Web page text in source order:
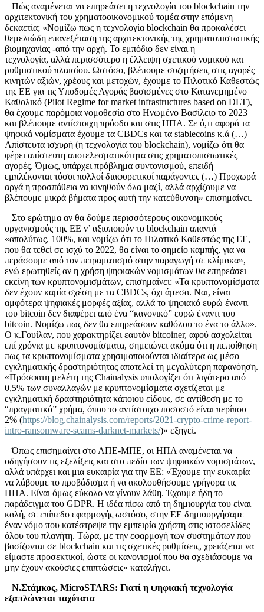
Πώς αναμένεται να επηρεάσει η τεχνολογία του blockchain την
αρχιτεκτονική του χρηματοοικονομικού τομέα στην επόμενη
δεκαετία; «Νομίζω πως η τεχνολογία blockchain θα προκαλέσει
θεμελιώδη επανεξέταση της αρχιτεκτονικής της χρηματοπιστωτικής
βιομηχανίας -από την αρχή. Το εμπόδιο δεν είναι η
τεχνολογία, αλλά περισσότερο η έλλειψη σχετικού νομικού και
ρυθμιστικού πλαισίου. Ωστόσο, βλέπουμε συζητήσεις στις αγορές
κινητών αξιών, χρέους και μετοχών, έχουμε το Πιλοτικό Καθεστώς
της ΕΕ για τις Υποδομές Αγοράς βασισμένες στο Κατανεμημένο
Καθολικό (Pilot Regime for market infrastructures based on DLT),
θα έχουμε παρόμοια νομοθεσία στο Ηνωμένο Βασίλειο το 2023
και βλέπουμε αντίστοιχη πρόοδο και στις ΗΠΑ. Σε ό,τι αφορά τα
ψηφικά νομίσματα έχουμε τα CBDCs και τα stablecoins κ.ά (…)
Απίστευτα ισχυρή (η τεχνολογία του blockchain), νομίζω ότι θα
φέρει απίστευτη αποτελεσματικότητα στις χρηματοπιστωτικές
αγορές. Όμως, υπάρχει πρόβλημα συντονισμού, επειδή
εμπλέκονται τόσοι πολλοί διαφορετικοί παράγοντες (…) Προχωρά
αργά η προσπάθεια να κινηθούν όλα μαζί, αλλά αρχίζουμε να
βλέπουμε μικρά βήματα προς αυτή την κατεύθυνση» επισημαίνει.
Στο ερώτημα αν θα δούμε περισσότερους οικονομικούς
οργανισμούς της ΕΕ ν’ αξιοποιούν το blockchain απαντά
«απολύτως, 100%, και νομίζω ότι το Πιλοτικό Καθεστώς της ΕΕ,
που θα τεθεί σε ισχύ το 2022, θα είναι το σημείο καμπής, για να
περάσουμε από τον πειραματισμό στην παραγωγή σε κλίμακα»,
ενώ ερωτηθείς αν η χρήση ψηφιακών νομισμάτων θα επηρεάσει
εκείνη των κρυπτονομισμάτων, επισημαίνει: «Τα κρυπτονομίσματα
δεν έχουν καμία σχέση με τα CBDCs, όχι άμεσα. Ναι, είναι
αμφότερα ψηφιακές μορφές αξίας, αλλά το ψηφιακό ευρώ έναντι
του bitcoin δεν διαφέρει από ένα “κανονικό” ευρώ έναντι του
bitcoin. Nομίζω πως δεν θα επηρεάσουν καθόλου το ένα το άλλο».
Ο κ.Γουίλαν, που χαρακτηρίζει εαυτόν bitcoiner, αφού ασχολείται
επί χρόνια με κρυπτονομίσματα, σημειώνει ακόμα ότι η πεποίθηση
πως τα κρυπτονομίσματα χρησιμοποιούνται ιδιαίτερα ως μέσο
εγκληματικής δραστηριότητας αποτελεί τη μεγαλύτερη παρανόηση.
«Πρόσφατη μελέτη της Chainalysis υπολογίζει ότι λιγότερο από
0,5% των συναλλαγών με κρυπτονομίσματα σχετίζεται με
εγκληματική δραστηριότητα κάποιου είδους, σε αντίθεση με το
“πραγματικό” χρήμα, όπου το αντίστοιχο ποσοστό είναι περίπου
2% (https://blog.chainalysis.com/reports/2021-crypto-crime-report-
intro-ransomware-scams-darknet-markets/)» εξηγεί.
Όπως επισημαίνει στο ΑΠΕ-ΜΠΕ, οι ΗΠΑ αναμένεται να
οδηγήσουν τις εξελίξεις και στο πεδίο των ψηφιακών νομισμάτων,
αλλά υπάρχει και μια ευκαιρία για την ΕΕ: «Έχουμε την ευκαιρία
να λάβουμε το προβάδισμα ή να ακολουθήσουμε γρήγορα τις
ΗΠΑ. Είναι όμως εύκολο να γίνουν λάθη. Έχουμε ήδη το
παράδειγμα του GDPR. Η ιδέα πίσω από τη δημιουργία του είναι
καλή, σε επίπεδο εφαρμογής ωστόσο, στην ΕΕ δημιουργήσαμε
έναν νόμο που κατέστρεψε την εμπειρία χρήστη στις ιστοσελίδες
όλου του πλανήτη. Τώρα, με την εφαρμογή των συστημάτων που
βασίζονται σε blockchain και τις σχετικές ρυθμίσεις, χρειάζεται να
είμαστε προσεκτικοί, ώστε οι κανονισμοί που θα σχεδιάσουμε να
μην έχουν ακούσιες επιπτώσεις» καταλήγει.
N.Στάμκος, MicroSTARS: Γιατί η ψηφιακή τεχνολογία
εξαπλώνεται ταχύτατα